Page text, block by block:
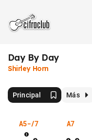
Day By Day
Shirley Horn
Principal Más
A5-/7 A7